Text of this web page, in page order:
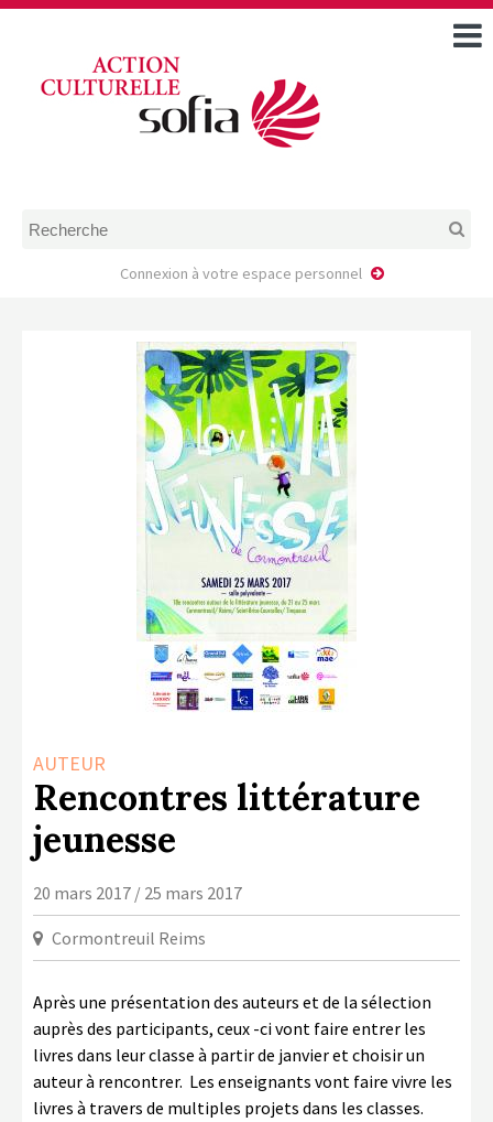
DOSSIERS DE DEMANDE
FAIRE UNE DEMANDE D’AIDE
MODÈLE D’ACCORD DE
PRESTATION
AUTEUR/PORTEUR DE
PROJET
LA COPIE PRIVÉE
NUMÉRIQUE
PRIVÉE
RAPPORT 2019 DE L’ACTION
CULTURELLE
CONTACTS
Connexion à votre espace personnel
AUTEUR
Rencontres littérature
jeunesse
20 mars 2017 / 25 mars 2017
Cormontreuil Reims
Après une présentation des auteurs et de la sélection
auprès des participants, ceux -ci vont faire entrer les
livres dans leur classe à partir de janvier et choisir un
auteur à rencontrer. Les enseignants vont faire vivre les
livres à travers de multiples projets dans les classes.